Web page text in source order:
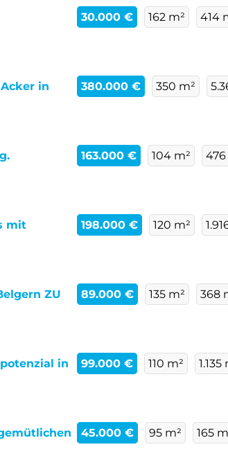
30.000 € 162 m² 414
in
380.000 € 350 m²
163.000 € 104 m² 476
mit
198.000 € 120 m²
ZU
89.000 € 135 m² 368
in
99.000 € 110 m² 1.135
45.000 € 95 m² 165